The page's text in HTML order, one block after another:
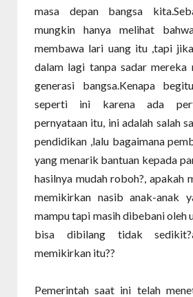
masa depan bangsa
mungkin hanya melihat
membawa lari uang itu ,tapi
dalam lagi tanpa sadar mereka
generasi bangsa.Kenapa
seperti ini karena ada
pernyataan itu, ini adalah salah
pendidikan ,lalu bagaimana
yang menarik bantuan kepada
hasilnya mudah roboh?, apakah
memikirkan nasib anak-anak
mampu tapi masih dibebani oleh
bisa dibilang tidak
memikirkan itu??
Pemerintah saat ini telah